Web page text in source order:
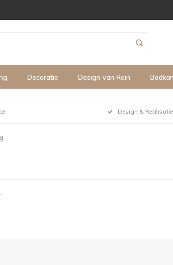
Decoratie Design van Rein
Design & Realisatie